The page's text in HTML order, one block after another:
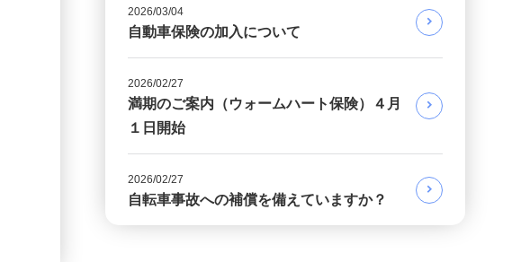
2026/03/04
自動車保険の加入について
2026/02/27
満期のご案内（ウォームハート保険）４月
１日開始
2026/02/27
自転車事故への補償を備えていますか？